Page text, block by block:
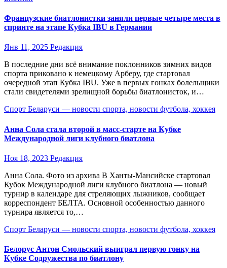
Французские биатлонистки заняли первые четыре места в
спринте на этапе Кубка IBU в Германии
Янв 11, 2025 Редакция
В последние дни всё внимание поклонников зимних видов
спорта приковано к немецкому Арберу, где стартовал
очередной этап Кубка IBU. Уже в первых гонках болельщики
стали свидетелями зрелищной борьбы биатлонисток, и…
Спорт Беларуси — новости спорта, новости футбола, хоккея
Анна Сола стала второй в масс-старте на Кубке
Международной лиги клубного биатлона
Ноя 18, 2023 Редакция
Анна Сола. Фото из архива В Ханты-Мансийске стартовал
Кубок Международной лиги клубного биатлона — новый
турнир в календаре для стреляющих лыжников, сообщает
корреспондент БЕЛТА. Основной особенностью данного
турнира является то,…
Спорт Беларуси — новости спорта, новости футбола, хоккея
Белорус Антон Смольский выиграл первую гонку на
Кубке Содружества по биатлону